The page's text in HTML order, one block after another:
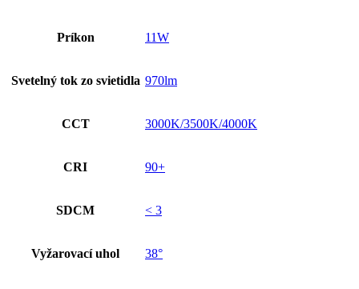
Príkon 11W
Svetelný tok zo svietidla 970lm
CCT 3000K/3500K/4000K
CRI 90+
SDCM < 3
Vyžarovací uhol 38°